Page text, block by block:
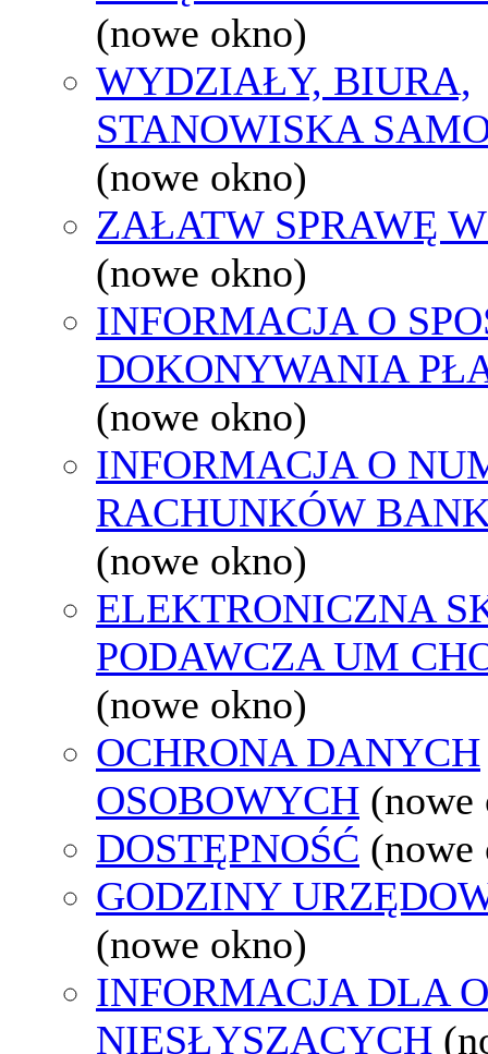
(nowe okno)
WYDZIAŁY, BIURA,
STANOWISKA
(nowe okno)
ZAŁATW SPRAWĘ
(nowe okno)
INFORMACJA O
DOKONYWANIA
(nowe okno)
INFORMACJA O
RACHUNKÓW
(nowe okno)
ELEKTRONICZNA
PODAWCZA UM
(nowe okno)
OCHRONA DANYCH
OSOBOWYCH (nowe
DOSTĘPNOŚĆ (nowe
GODZINY
(nowe okno)
INFORMACJA DLA
NIESŁYSZĄCYCH